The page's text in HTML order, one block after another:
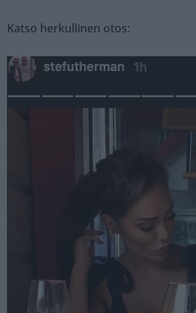
Katso herkullinen otos: